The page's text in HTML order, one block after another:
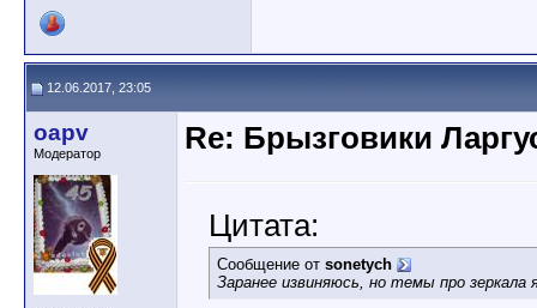
12.06.2017, 23:05
oapv
Модератор Re: Брызговики
Цитата:
Сообщение от sonetych
Заранее извиняюсь, но темы про зеркала